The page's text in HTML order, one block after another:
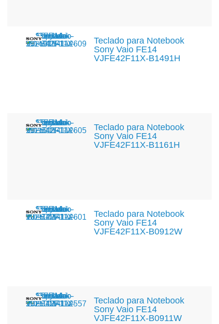
Teclado para Notebook
Sony Vaio FE14
VJFE42F11X-B1491H
Teclado para Notebook
Sony Vaio FE14
VJFE42F11X-B1161H
Teclado para Notebook
Sony Vaio FE14
VJFE42F11X-B0912W
Teclado para Notebook
Sony Vaio FE14
VJFE42F11X-B0911W